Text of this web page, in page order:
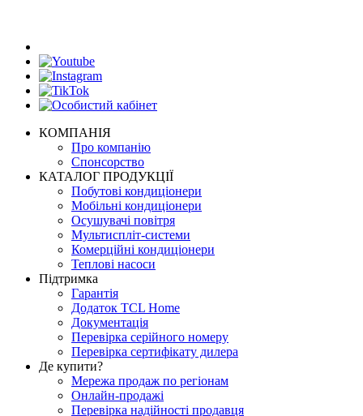
КОМПАНІЯ
Про компанію
Спонсорство
КАТАЛОГ ПРОДУКЦІЇ
Побутові кондиціонери
Мобільні кондиціонери
Осушувачі повітря
Мультиспліт-системи
Комерційні кондиціонери
Теплові насоси
Підтримка
Гарантія
Додаток TCL Home
Документація
Перевірка серійного номеру
Перевірка сертифікату дилера
Де купити?
Мережа продаж по регіонам
Онлайн-продажі
Перевірка надійності продавця